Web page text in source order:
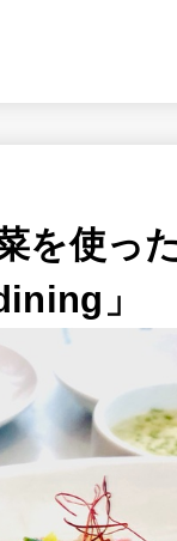
を使っ
」